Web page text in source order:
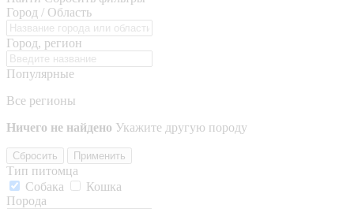
Город / Область
Город, регион
Популярные
Все регионы
Ничего не найдено Укажите другую породу
Сбросить Применить
Тип питомца
Собака
Кошка
Порода